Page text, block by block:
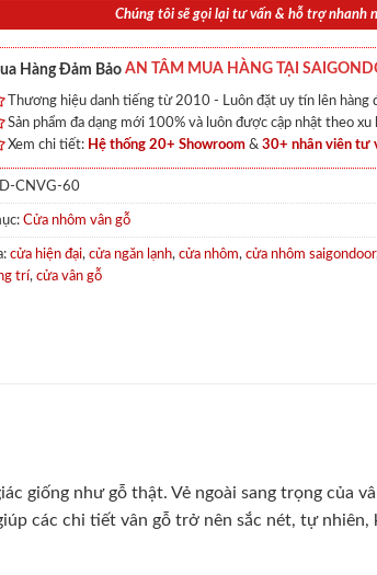
Chúng tôi sẽ gọi lại tư vấn & hỗ trợ nhanh
AN TÂM MUA HÀNG TẠI
Thương hiệu danh tiếng từ 2010 - Luôn đặt uy tín lên hàng
Sản phẩm đa dạng mới 100% và luôn được cập nhật theo xu
Xem chi tiết: Hệ thống 20+ Showroom & 30+ nhân viên tư
CNVG-60
Cửa nhôm vân gỗ
cửa hiện đại, cửa ngăn lạnh, cửa nhôm, cửa nhôm saigondoor,
trí, cửa vân gỗ
giống như gỗ thật. Vẻ ngoài sang trọng của
các chi tiết vân gỗ trở nên sắc nét, tự nhiên,